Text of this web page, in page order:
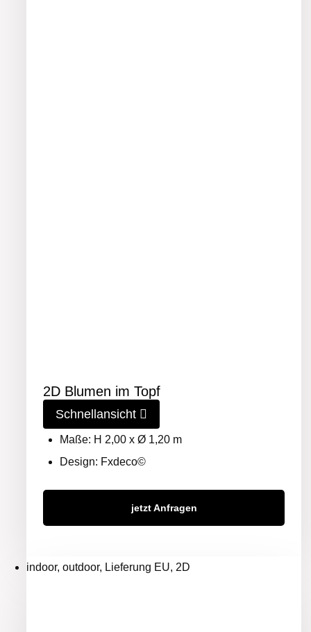
2D Blumen im Topf
Schnellansicht
Maße: H 2,00 x Ø 1,20 m
Design: Fxdeco©
jetzt Anfragen
indoor, outdoor, Lieferung EU, 2D